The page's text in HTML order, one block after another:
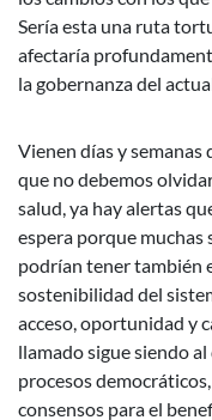
Sería esta una ruta
afectaría
la gobernanza del
Vienen días y semanas
que no debemos
salud, ya hay alertas
espera porque
podrían tener también
sostenibilidad del
acceso, oportunidad y
llamado sigue siendo
procesos
consensos para el